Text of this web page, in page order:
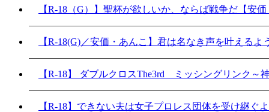
【R-18（G）】聖杯が欲しいか、ならば戦争だ【安
【R-18(G)／安価・あんこ】君は名なき声を叶える
【R-18】 ダブルクロスThe3rd ミッシングリンク～
【R-18】できない夫は女子プロレス団体を受け継ぐ